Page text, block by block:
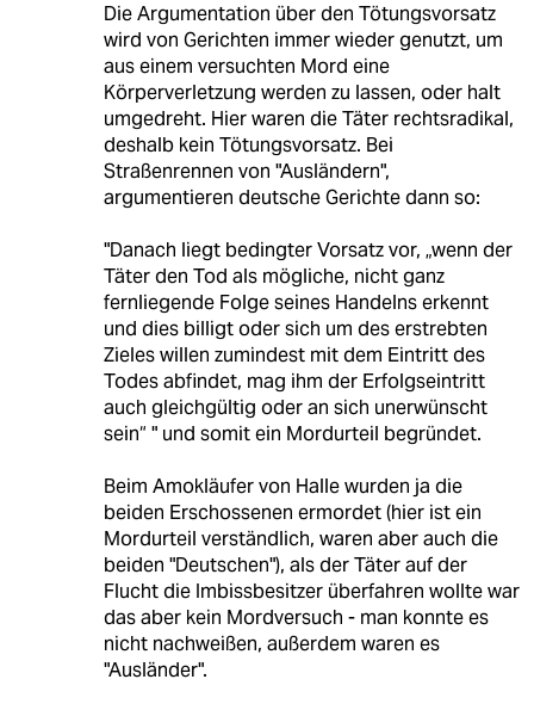
Die Argumentation über den Tötungsvorsatz
wird von Gerichten immer wieder genutzt, um
aus einem versuchten Mord eine
Körperverletzung werden zu lassen, oder halt
umgedreht. Hier waren die Täter rechtsradikal,
deshalb kein Tötungsvorsatz. Bei
Straßenrennen von "Ausländern",
argumentieren deutsche Gerichte dann so:
"Danach liegt bedingter Vorsatz vor, „wenn der
Täter den Tod als mögliche, nicht ganz
fernliegende Folge seines Handelns erkennt
und dies billigt oder sich um des erstrebten
Zieles willen zumindest mit dem Eintritt des
Todes abfindet, mag ihm der Erfolgseintritt
auch gleichgültig oder an sich unerwünscht
sein“ " und somit ein Mordurteil begründet.
Beim Amokläufer von Halle wurden ja die
beiden Erschossenen ermordet (hier ist ein
Mordurteil verständlich, waren aber auch die
beiden "Deutschen"), als der Täter auf der
Flucht die Imbissbesitzer überfahren wollte war
das aber kein Mordversuch - man konnte es
nicht nachweißen, außerdem waren es
"Ausländer".